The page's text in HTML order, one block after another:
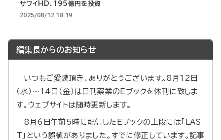
サワイHD、195億円を投資
2025/08/12 18:19
編集長からのお知らせ
いつもご愛読頂き、ありがとうございます。8月12日
（水）～14日（金）は日刊薬業のEブックを休刊に致しま
す。ウェブサイトは随時更新します。
8月6日午前5時に配信したEブックの上段には「LAS
T」という誤植がありました。すでに修正しています。記事